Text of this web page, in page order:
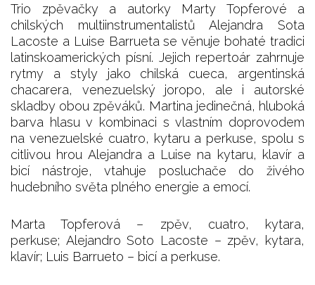
Trio zpěvačky a autorky Marty Topferové a
chilských multiinstrumentalistů Alejandra Sota
Lacoste a Luise Barrueta se věnuje bohaté tradici
latinskoamerických písní. Jejich repertoár zahrnuje
rytmy a styly jako chilská cueca, argentinská
chacarera, venezuelský joropo, ale i autorské
skladby obou zpěváků. Martina jedinečná, hluboká
barva hlasu v kombinaci s vlastním doprovodem
na venezuelské cuatro, kytaru a perkuse, spolu s
citlivou hrou Alejandra a Luise na kytaru, klavír a
bicí nástroje, vtahuje posluchače do živého
hudebního světa plného energie a emocí.
Marta Topferová – zpěv, cuatro, kytara,
perkuse; Alejandro Soto Lacoste – zpěv, kytara,
klavír; Luis Barrueto – bicí a perkuse.